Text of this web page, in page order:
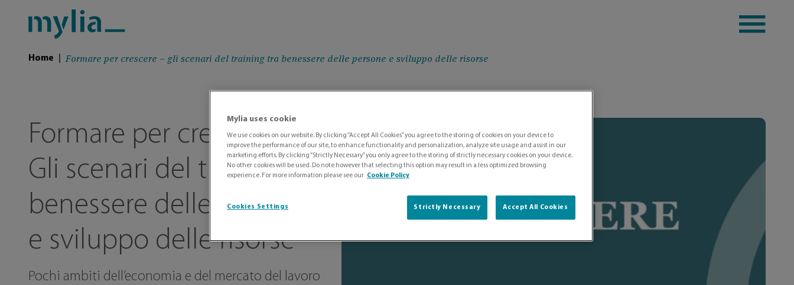
Home Formare per crescere – gli scenari del training tra benessere delle persone e sviluppo delle risorse
Formare per crescere –
Gli scenari del training tra
benessere delle persone
e sviluppo delle risorse
Pochi ambiti dell’economia e del mercato del lavoro
Mylia uses cookie
We use cookies on our website. By clicking “Accept All Cookies” you agree to the storing of cookies on your device to
improve the performance of our site, to enhance functionality and personalization, analyze site usage and assist in our
marketing efforts. By clicking “Strictly Necessary” you only agree to the storing of strictly necessary cookies on your device.
No other cookies will be used. Do note however that selecting this option may result in a less optimized browsing
experience. For more information please see our Cookie Policy
Strictly Necessary Accept All Cookies
Cookies Settings